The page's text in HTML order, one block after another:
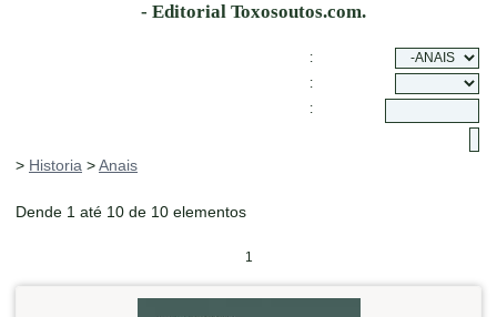
- Editorial Toxosoutos.com.
:
:
:
> Historia >Anais
Dende 1 até 10 de 10 elementos
1